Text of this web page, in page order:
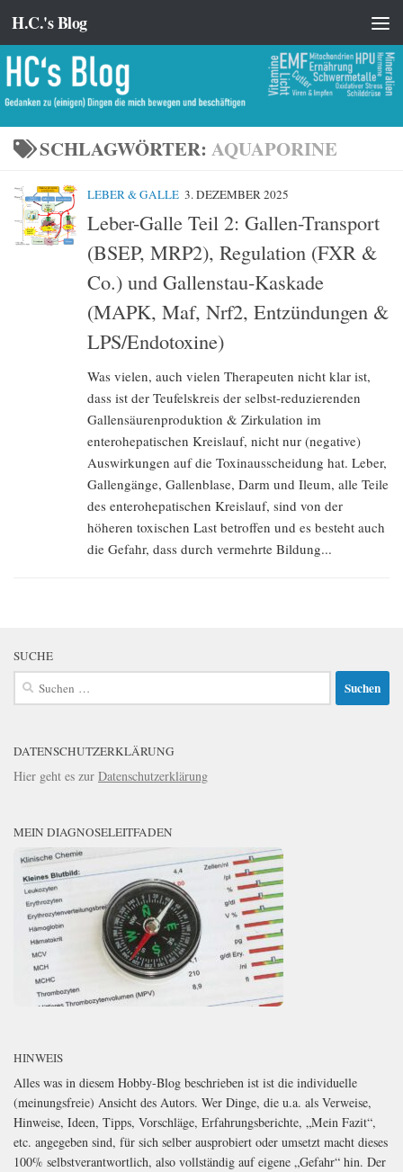
Zum Inhalt springen
H.C.'s Blog
SCHLAGWÖRTER: AQUAPORINE
LEBER & GALLE 3. DEZEMBER 2025
Leber-Galle Teil 2: Gallen-Transport
(BSEP, MRP2), Regulation (FXR &
Co.) und Gallenstau-Kaskade
(MAPK, Maf, Nrf2, Entzündungen &
LPS/Endotoxine)
Was vielen, auch vielen Therapeuten nicht klar ist,
dass ist der Teufelskreis der selbst-reduzierenden
Gallensäurenproduktion & Zirkulation im
enterohepatischen Kreislauf, nicht nur (negative)
Auswirkungen auf die Toxinausscheidung hat. Leber,
Gallengänge, Gallenblase, Darm und Ileum, alle Teile
des enterohepatischen Kreislauf, sind von der
höheren toxischen Last betroffen und es besteht auch
die Gefahr, dass durch vermehrte Bildung...
SUCHE
Suchen
nach:
DATENSCHUTZERKLÄRUNG
Hier geht es zur Datenschutzerklärung
MEIN DIAGNOSELEITFADEN
HINWEIS
Alles was in diesem Hobby-Blog beschrieben ist ist die individuelle
(meinungsfreie) Ansicht des Autors. Wer Dinge, die u.a. als Verweise,
Hinweise, Ideen, Tipps, Vorschläge, Erfahrungsberichte, „Mein Fazit“,
etc. angegeben sind, für sich selber ausprobiert oder umsetzt macht dieses
100% selbstverantwortlich, also vollständig auf eigene „Gefahr“ hin. Der